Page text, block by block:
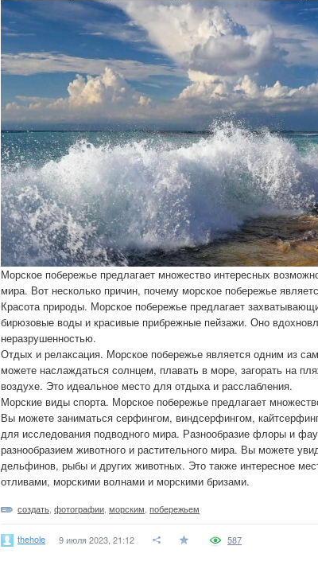
Морское побережье предлагает множество интересных
мира. Вот несколько причин, почему морское побережье
Красота природы. Морское побережье предлагает
бирюзовые воды и красивые прибрежные пейзажи. Оно
неразрушенностью.
Отдых и релаксация. Морское побережье является одним из
можете наслаждаться солнцем, плавать в море, загорать на
воздухе. Это идеальное место для отдыха и расслабления.
Морские виды спорта. Морское побережье предлагает
Вы можете заниматься серфингом, виндсерфингом,
для исследования подводного мира. Разнообразие флоры и
разнообразием животного и растительного мира. Вы можете
дельфинов, рыбы и других животных. Это также интересное
отливами, морскими волнами и морскими бризами.
создать фотографии морским побережьем
thehole 9 июля 2023, 21:12 587